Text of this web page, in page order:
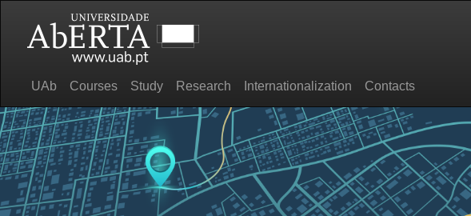
UAb Courses Study Research Internationalization Contacts